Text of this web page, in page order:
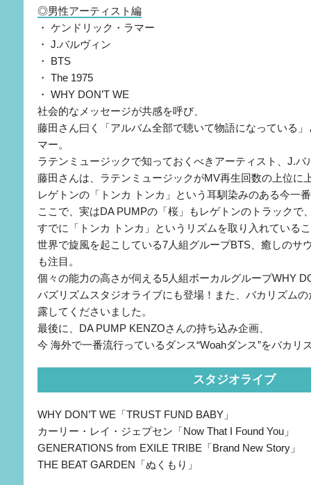
◎男性アーティスト編
・ ケンドリック・ラマー
・ J.バルヴィン
・ BTS
・ The 1975
・ WHY DON’T WE
社会的なメッセージが共感を呼び、
藤田さん曰く「アルバム全部で聴いて物語になっている
マー。
ラテンミュージックで知っておくべきアーティスト、J.バ
藤田さんは、ラテンミュージックがMV再生回数の上位に
レゲトンの「トンカ トンカ」という耳馴染みのある今一
ここで、実はDA PUMPの「桜」もレゲトンのトラックで
すでに「トンカ トンカ」というリズムを取り入れている
世界で旋風を起こしている7人組グループBTS、癒しのサ
も注目。
個々の能力の高さが伺える5人組ボーカルグループWHY
バズリズムスタジオライブにも登場！また、バカリズム
露してくださいました。
最後に、DA PUMP KENZOさんの持ち込み企画、
今 海外で一番流行っているダンス“Woahダンス”をバカリ
スタジオライブ
WHY DON’T WE「TRUST FUND BABY」
カーリー・レイ・ジェプセン「Now That I Found You」
GENERATIONS from EXILE TRIBE「Brand New Story」
THE BEAT GARDEN「ぬくもり」